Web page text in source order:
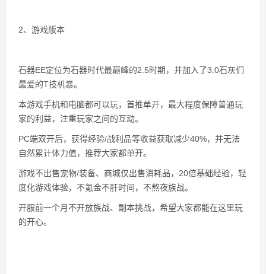
2、游戏版本
石器EE定位为石器时代最巅峰的2.5时期，并加入了3.0石灰们
最爱的T技机暴。
本游戏手机和电脑都可以玩，首推单开，最大程度保障普通玩
家的利益，注重玩家之间的互动。
PC端双开后，获得经验/战利品等收益获取减少40%，并无法
自然累计体力值，推荐大家都单开。
游戏不出售宠物/装备、商城仅出售消耗品，20倍基础经验，轻
度化游戏体验，不氪金不肝时间，不熬夜族战。
开服前一个月不开放族战、副本挑战，希望大家都能在这里玩
的开心。